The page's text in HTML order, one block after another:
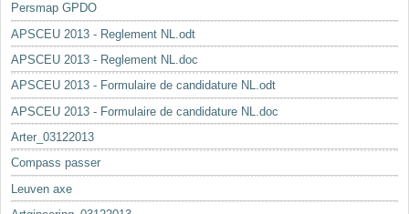
Persmap GPDO
APSCEU 2013 - Reglement NL.odt
APSCEU 2013 - Reglement NL.doc
APSCEU 2013 - Formulaire de candidature NL.odt
APSCEU 2013 - Formulaire de candidature NL.doc
Arter_03122013
Compass passer
Leuven axe